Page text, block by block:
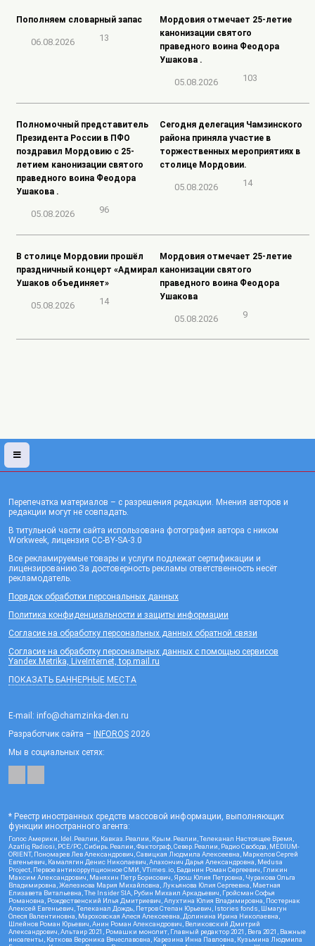
Пополняем словарный запас
06.08.2026 13
Мордовия отмечает 25-летие
канонизации святого
праведного воина Феодора
Ушакова .
05.08.2026 103
Полномочный представитель
Президента России в ПФО
поздравил Мордовию с 25-
летием канонизации святого
праведного воина Феодора
Ушакова .
05.08.2026 96
Сегодня делегация Чамзинского
района приняла участие в
торжественных мероприятиях в
столице Мордовии.
05.08.2026 14
В столице Мордовии прошёл
праздничный концерт «Адмирал
Ушаков объединяет»
05.08.2026 14
Мордовия отмечает 25-летие
канонизации святого
праведного воина Феодора
Ушакова
05.08.2026 9
Перепечатка материалов – с разрешения редакции. Мнения авторов и
редакции могут не совпадать.
В титульной части сайта использована фотография автора с ником
Workweek, лицензия CC-BY-SA-3.0
Все рекламируемые товары и услуги подлежат сертификации и
лицензированию.За достоверность рекламы ответственность несёт
рекламодатель.
Порядок обработки персональных данных
Политика конфиденциальности и защиты информации
Согласие на обработку персональных данных обратной связи
Согласие на обработку персональных данных с помощью сервисов
Yandex.Metrika, LiveInternet, top.mail.ru
ПОКАЗАТЬ БАННЕРНЫЕ МЕСТА
E-mail: info@chamzinka-den.ru
Разработчик сайта –
INFOROS 2026
Мы в социальных сетях:
* Реестр иностранных средств массовой информации, выполняющих
функции иностранного агента:
Голос Америки, Idel.Реалии, Кавказ.Реалии, Крым.Реалии, Телеканал Настоящее Время,
Azatliq Radiosi, PCE/PC, Сибирь.Реалии, Фактограф, Север.Реалии, Радио Свобода, MEDIUM-
ORIENT, Пономарев Лев Александрович, Савицкая Людмила Алексеевна, Маркелов Сергей
Евгеньевич, Камалягин Денис Николаевич, Апахончич Дарья Александровна, Medusa
Project, Первое антикоррупционное СМИ, VTimes.io, Баданин Роман Сергеевич, Гликин
Максим Александрович, Маняхин Петр Борисович, Ярош Юлия Петровна, Чуракова Ольга
Владимировна, Железнова Мария Михайловна, Лукьянова Юлия Сергеевна, Маетная
Елизавета Витальевна, The Insider SIA, Рубин Михаил Аркадьевич, Гройсман Софья
Романовна, Рождественский Илья Дмитриевич, Апухтина Юлия Владимировна, Постернак
Алексей Евгеньевич, Телеканал Дождь, Петров Степан Юрьевич, Istories fonds, Шмагун
Олеся Валентиновна, Мароховская Алеся Алексеевна, Долинина Ирина Николаевна,
Шлейнов Роман Юрьевич, Анин Роман Александрович, Великовский Дмитрий
Александрович, Альтаир 2021, Ромашки монолит, Главный редактор 2021, Вега 2021, Важные
иноагенты, Каткова Вероника Вячеславовна, Карезина Инна Павловна, Кузьмина Людмила